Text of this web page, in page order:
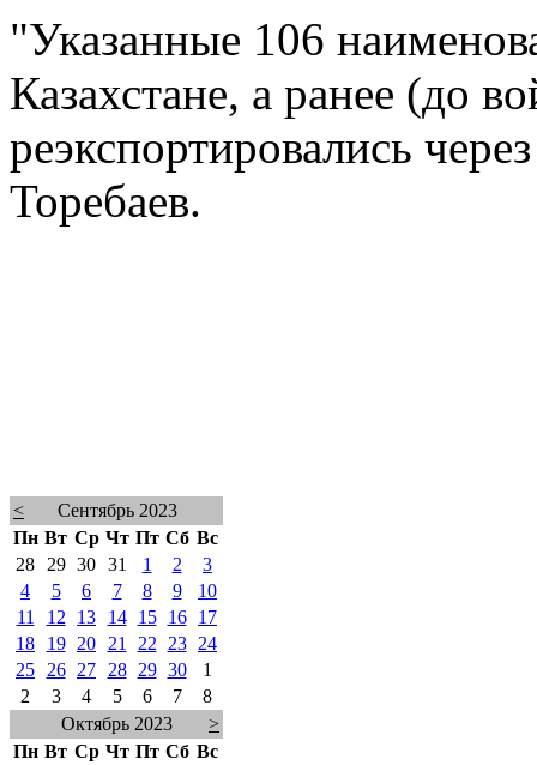
"Указанные 106
Казахстане, а ранее (до
реэкспортировались
Торебаев.
<
Сентябрь 2023
Пн Вт Ср Чт Пт Сб Вс
28
29 30 31 1 2
3
4
5 6 7 8 9
10
11
12 13 14 15 16
17
18
19 20 21 22 23
24
25
26 27 28 29 30
1
2
3 4 5 6 7
8
Октябрь 2023
>
Пн Вт Ср Чт Пт Сб Вс